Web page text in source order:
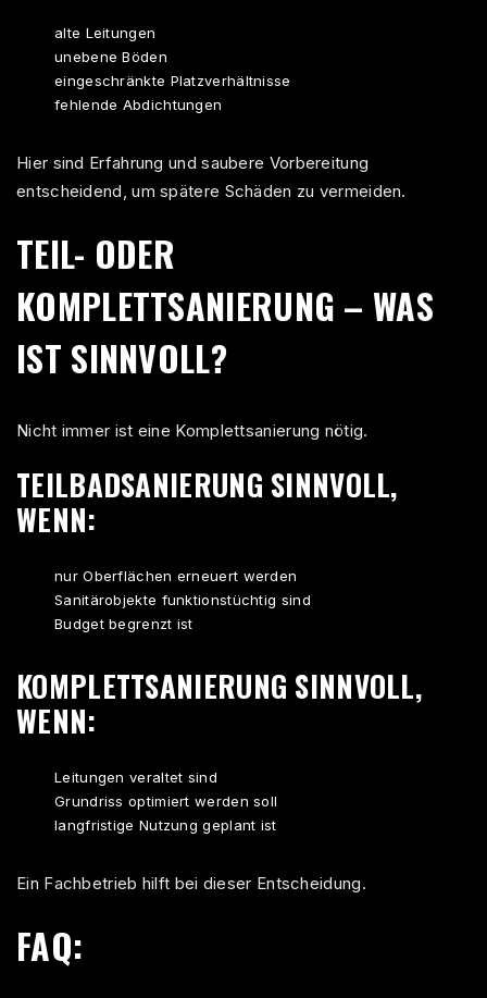
alte Leitungen
unebene Böden
eingeschränkte Platzverhältnisse
fehlende Abdichtungen
Hier sind Erfahrung und saubere Vorbereitung
entscheidend, um spätere Schäden zu vermeiden.
TEIL- ODER
KOMPLETTSANIERUNG – WAS
IST SINNVOLL?
Nicht immer ist eine Komplettsanierung nötig.
TEILBADSANIERUNG SINNVOLL,
WENN:
nur Oberflächen erneuert werden
Sanitärobjekte funktionstüchtig sind
Budget begrenzt ist
KOMPLETTSANIERUNG SINNVOLL,
WENN:
Leitungen veraltet sind
Grundriss optimiert werden soll
langfristige Nutzung geplant ist
Ein Fachbetrieb hilft bei dieser Entscheidung.
FAQ: